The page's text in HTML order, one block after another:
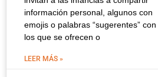
información personal, algunos con
emojis o palabras “sugerentes” con
los que se ofrecen o
LEER MÁS »